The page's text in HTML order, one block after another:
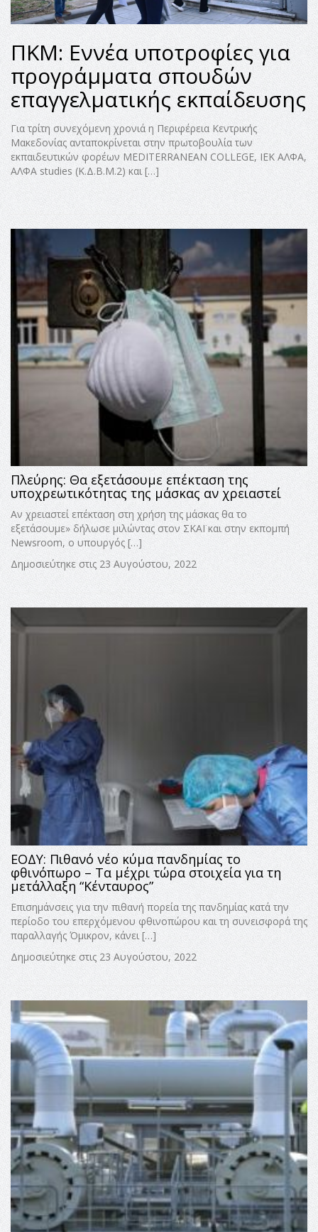
ΠΚΜ: Εννέα υποτροφίες για
προγράμματα σπουδών
επαγγελματικής εκπαίδευσης
Για τρίτη συνεχόμενη χρονιά η Περιφέρεια Κεντρικής
Μακεδονίας ανταποκρίνεται στην πρωτοβουλία των
εκπαιδευτικών φορέων MEDITERRANEAN COLLEGE, ΙΕΚ ΑΛΦΑ,
ΑΛΦΑ studies (Κ.Δ.Β.Μ.2) και […]
Πλεύρης: Θα εξετάσουμε επέκταση της
υποχρεωτικότητας της μάσκας αν χρειαστεί
Αν χρειαστεί επέκταση στη χρήση της μάσκας θα το
εξετάσουμε» δήλωσε μιλώντας στον ΣΚΑΪ και στην εκπομπή
Newsroom, ο υπουργός […]
Δημοσιεύτηκε στις 23 Αυγούστου, 2022
ΕΟΔΥ: Πιθανό νέο κύμα πανδημίας το
φθινόπωρο – Τα μέχρι τώρα στοιχεία για τη
μετάλλαξη “Κένταυρος”
Επισημάνσεις για την πιθανή πορεία της πανδημίας κατά την
περίοδο του επερχόμενου φθινοπώρου και τη συνεισφορά της
παραλλαγής Όμικρον, κάνει […]
Δημοσιεύτηκε στις 23 Αυγούστου, 2022